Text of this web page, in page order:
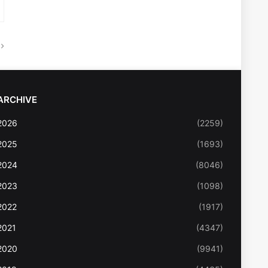
(2259)
(1693)
(8046)
(1098)
(1917)
(4347)
(9941)